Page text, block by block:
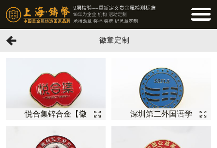
徽章定制
悦合集锌合金【徽
深圳第二外国语学
校校庆纪念【徽章